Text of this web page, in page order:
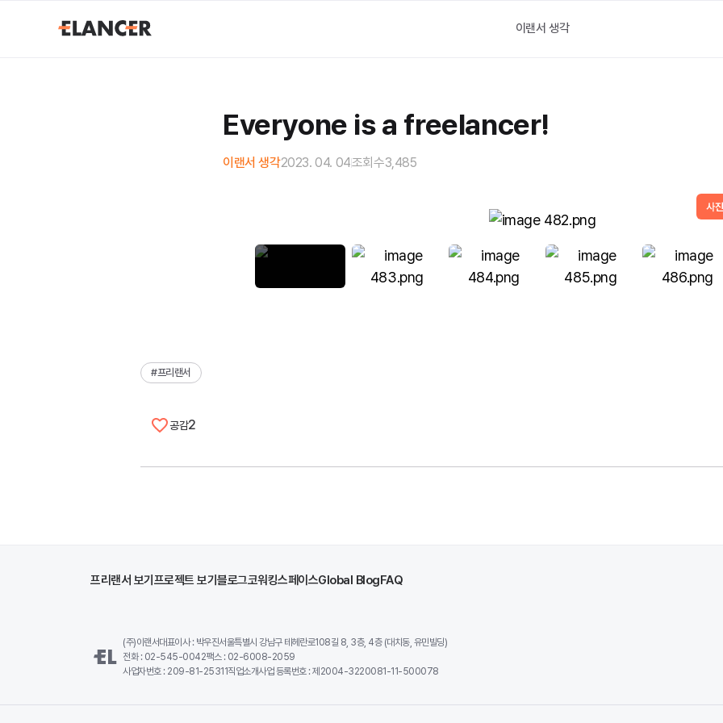
이랜서 생각
Everyone is a freelancer!
이랜서 생각2023. 04. 04조회수3,485
#프리랜서
공감2
프리랜서 보기 프로젝트 보기 블로그코워킹스페이스Global BlogFAQ
(주)이랜서대표이사 : 박우진서울특별시 강남구 테헤란로108길 8, 3층, 4층 (대치동, 유민빌딩)
전화 : 02-545-0042팩스 : 02-6008-2059
사업자번호 : 209-81-25311직업소개사업 등록번호 : 제2004-3220081-11-500078